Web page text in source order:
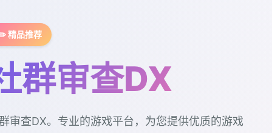
精品推荐
群审查DX
审查DX。专业的游戏平台，为您提供优质的游戏